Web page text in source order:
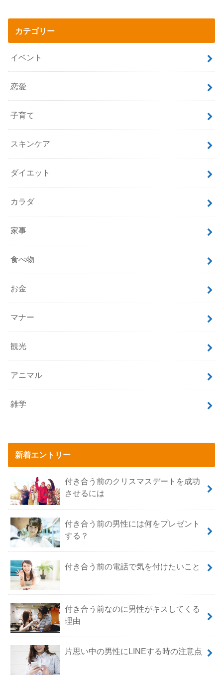
カテゴリー
イベント
恋愛
子育て
スキンケア
ダイエット
カラダ
家事
食べ物
お金
マナー
観光
アニマル
雑学
新着エントリー
付き合う前のクリスマスデートを成功
させるには
付き合う前の男性には何をプレゼント
する？
付き合う前の電話で気を付けたいこと
付き合う前なのに男性がキスしてくる
理由
片思い中の男性にLINEする時の注意点